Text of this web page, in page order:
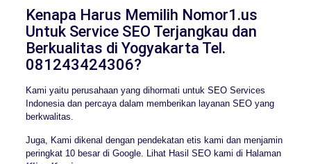
Kenapa Harus Memilih Nomor1.us
Untuk Service SEO Terjangkau dan
Berkualitas di Yogyakarta Tel.
081243424306?
Kami yaitu perusahaan yang dihormati untuk SEO Services
Indonesia dan percaya dalam memberikan layanan SEO yang
berkwalitas.
Juga, Kami dikenal dengan pendekatan etis kami dan menjamin
peringkat 10 besar di Google. Lihat Hasil SEO kami di Halaman